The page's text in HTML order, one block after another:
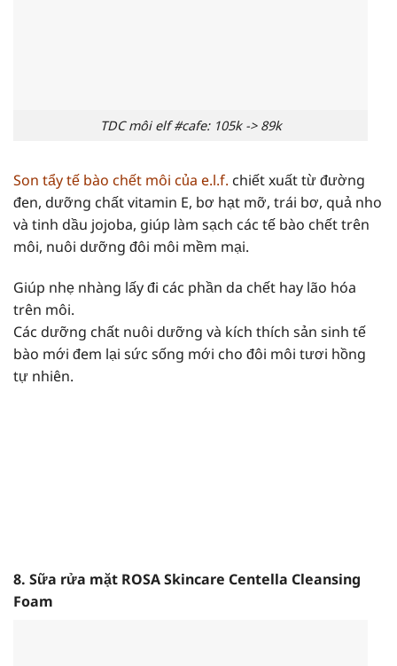
TDC môi elf #cafe: 105k -> 89k
Son tẩy tế bào chết môi của e.l.f. chiết xuất từ đường
đen, dưỡng chất vitamin E, bơ hạt mỡ, trái bơ, quả nho
và tinh dầu jojoba, giúp làm sạch các tế bào chết trên
môi, nuôi dưỡng đôi môi mềm mại.
Giúp nhẹ nhàng lấy đi các phần da chết hay lão hóa
trên môi.
Các dưỡng chất nuôi dưỡng và kích thích sản sinh tế
bào mới đem lại sức sống mới cho đôi môi tươi hồng
tự nhiên.
8. Sữa rửa mặt ROSA Skincare Centella Cleansing
Foam